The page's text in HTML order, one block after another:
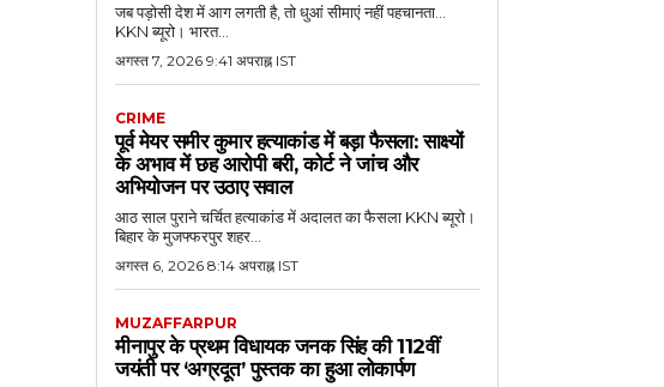
जब पड़ोसी देश में आग लगती है, तो धुआं सीमाएं नहीं पहचानता...
KKN ब्यूरो। भारत...
अगस्त 7, 2026 9:41 अपराह्न IST
CRIME
पूर्व मेयर समीर कुमार हत्याकांड में बड़ा फैसला: साक्ष्यों
के अभाव में छह आरोपी बरी, कोर्ट ने जांच और
अभियोजन पर उठाए सवाल
आठ साल पुराने चर्चित हत्याकांड में अदालत का फैसला KKN ब्यूरो।
बिहार के मुजफ्फरपुर शहर...
अगस्त 6, 2026 8:14 अपराह्न IST
MUZAFFARPUR
मीनापुर के प्रथम विधायक जनक सिंह की 112वीं
जयंती पर ‘अग्रदूत’ पुस्तक का हुआ लोकार्पण